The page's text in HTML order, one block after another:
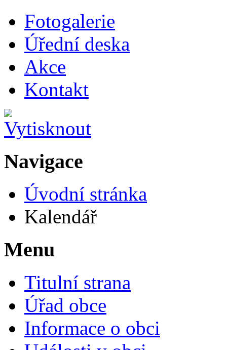
Fotogalerie
Úřední deska
Akce
Kontakt
Navigace
Úvodní stránka
Kalendář
Menu
Titulní strana
Úřad obce
Informace o obci